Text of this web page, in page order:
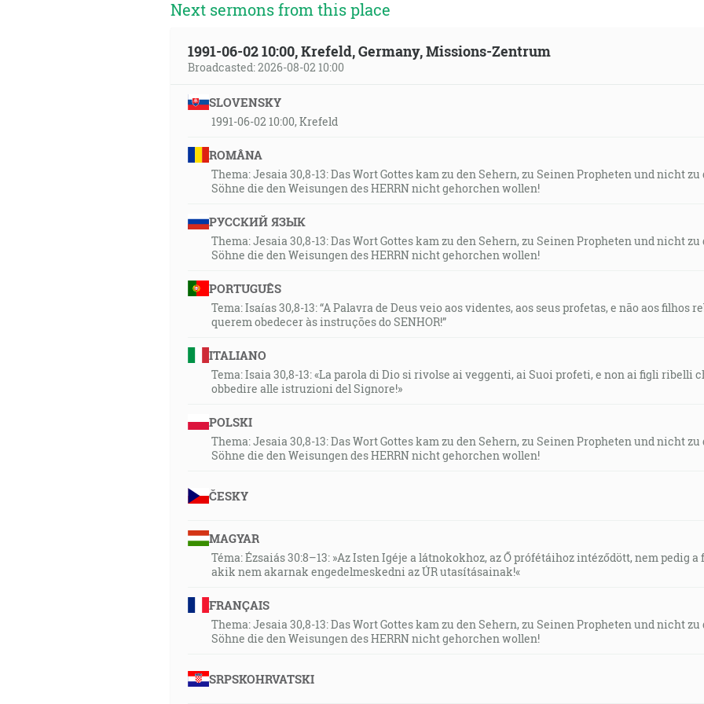
Preto vám hovorím, že bude odňaté od vás kráľovstvo Božie a bude dané národu, ktorý
Prišiel do svojho vlastného, a jeho vlastní ho neprijali! [Jn 1:11]
… a srovnajú ťa so zemou i tvoje deti v tebe a nenechajú v tebe kameňa na kameni,
navštívenia. [Lk 19:44]
14:40
A anjel odpovedal a riekol jej: Svätý Duch prijde na teba, a moc Najvyššieho ti zatôni, a
volať Syn Boží. [Lk 1:35]
15:06
Nie vy ste si mňa vyvolili, ale ja som si vás vyvolil a ustanovil som vás, aby ste vy išli a
zostávalo, aby, za čokoľvek by ste prosili Otca v mojom mene, dal vám. [Jn 15:16]
15:23
Preto vám hovorím, že bude odňaté od vás kráľovstvo Božie a bude dané národu, ktorý
18:00
Hlas volajúceho na púšti: Upravte cestu Hospodinovu, urovnajte na pustine hradskú
Hlas hovorí: Volaj! A povedal: Čo mám volať? Každé telo je tráva a každý jeho pôvab ako
20:22
V tých dňoch prišiel Ján Krstiteľ a kázal na Judskej púšti a hovoril: Čiňte pokánie! Lebo
Lebo toto je ten predpovedaný skrze proroka Izaiáša, ktorý povedal: Hlas volajúceho na
Odvtedy začal Ježiš hlásať a hovoriť: Čiňte pokánie! Lebo sa priblížilo nebeské kráľovstvo.
22:23
Next sermons from this place
1991-06-02 10:00, Krefeld, Germany, Missions-Zentrum
Broadcasted: 2026-08-02 10:00
SLOVENSKY
1991-06-02 10:00, Krefeld
ROMÂNA
Thema: Jesaia 30,8-13: Das Wort Gottes kam zu den Sehern, zu Seinen Propheten und nicht
Söhne die den Weisungen des HERRN nicht gehorchen wollen!
РУССКИЙ ЯЗЫК
Thema: Jesaia 30,8-13: Das Wort Gottes kam zu den Sehern, zu Seinen Propheten und nicht
Söhne die den Weisungen des HERRN nicht gehorchen wollen!
PORTUGUÊS
Tema: Isaías 30,8-13: “A Palavra de Deus veio aos videntes, aos seus profetas, e não aos filhos
querem obedecer às instruções do SENHOR!”
ITALIANO
Tema: Isaia 30,8-13: «La parola di Dio si rivolse ai veggenti, ai Suoi profeti, e non ai figli ribelli
obbedire alle istruzioni del Signore!»
POLSKI
Thema: Jesaia 30,8-13: Das Wort Gottes kam zu den Sehern, zu Seinen Propheten und nicht
Söhne die den Weisungen des HERRN nicht gehorchen wollen!
ČESKY
MAGYAR
Téma: Ézsaiás 30:8–13: »Az Isten Igéje a látnokokhoz, az Ő prófétáihoz intéződött, nem pedig
akik nem akarnak engedelmeskedni az ÚR utasításainak!«
FRANÇAIS
Thema: Jesaia 30,8-13: Das Wort Gottes kam zu den Sehern, zu Seinen Propheten und nicht
Söhne die den Weisungen des HERRN nicht gehorchen wollen!
SRPSKOHRVATSKI